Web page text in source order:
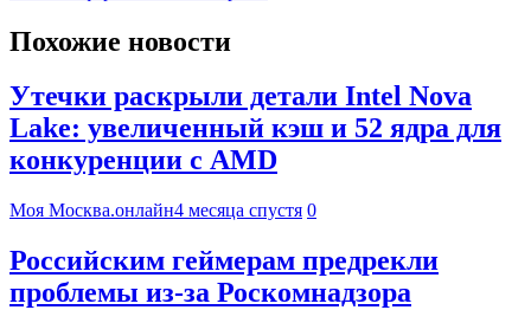
Похожие новости
Утечки раскрыли детали Intel Nova
Lake: увеличенный кэш и 52 ядра для
конкуренции с AMD
Моя Москва.онлайн4 месяца спустя 0
Российским геймерам предрекли
проблемы из-за Роскомнадзора